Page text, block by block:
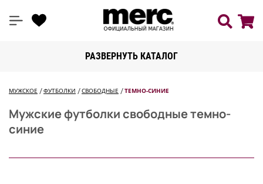
РАЗВЕРНУТЬ КАТАЛОГ
МУЖСКОЕ ФУТБОЛКИ СВОБОДНЫЕ ТЕМНО-СИНИЕ
Мужские футболки свободные темно-
синие